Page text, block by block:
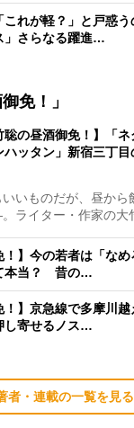
れが軽？」と戸惑
さらなる躍進…
免！」
聡の昼酒御免！】「
ハッタン」新宿三丁
いものだが、昼から
ライター・作家の大
！】今の若者は「な
本当？ 昔の…
！】京急線で多摩川
寄せるノス…
者・連載の一覧を見る